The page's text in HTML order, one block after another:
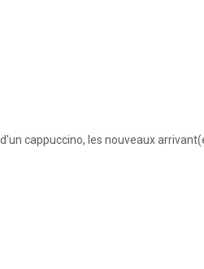
cappuccino, les nouveaux